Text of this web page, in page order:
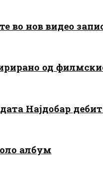
во нов видео
од
Најдобар
албум